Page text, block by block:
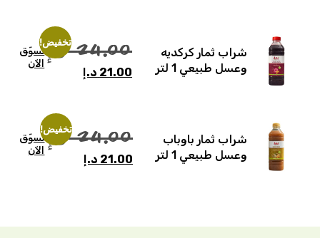
تخفيض!
شراب ثمار كركديه
وعسل طبيعي 1 لتر
24.00 د.إ
21.00 د.إ
تسوّق
تخفيض!
شراب ثمار باوباب
وعسل طبيعي 1 لتر
24.00 د.إ
21.00 د.إ
تسوّق